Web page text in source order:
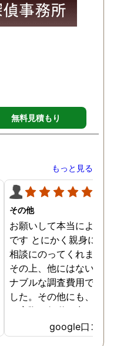
無料見積もり
もっと見る
その他
お願いして本当によかっ
です とにかく親身にな
相談にのってくれました
その上、他にはないリー
ナブルな調査費用で済み
した。その他にも、相談
ら実際に行動に出て頂い
のが、スゴく早く問題を
決していただき、大変助
google口コミ